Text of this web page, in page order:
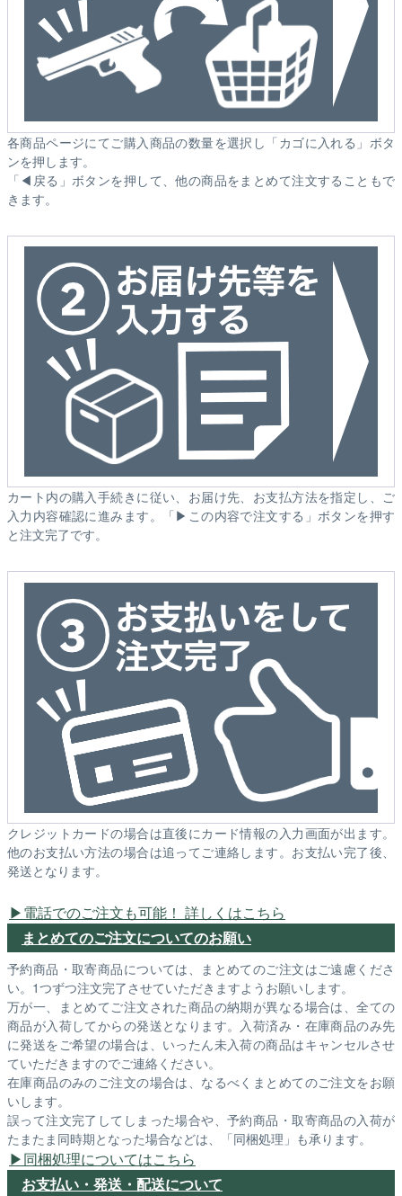
各商品ページにてご購入商品の数量を選択し「カゴに入れる」ボタ
ンを押します。
「◀戻る」ボタンを押して、他の商品をまとめて注文することもで
きます。
カート内の購入手続きに従い、お届け先、お支払方法を指定し、ご
入力内容確認に進みます。「▶この内容で注文する」ボタンを押す
と注文完了です。
クレジットカードの場合は直後にカード情報の入力画面が出ます。
他のお支払い方法の場合は追ってご連絡します。お支払い完了後、
発送となります。
電話でのご注文も可能！ 詳しくはこちら
まとめてのご注文についてのお願い
予約商品・取寄商品については、まとめてのご注文はご遠慮くださ
い。1つずつ注文完了させていただきますようお願いします。
万が一、まとめてご注文された商品の納期が異なる場合は、全ての
商品が入荷してからの発送となります。入荷済み・在庫商品のみ先
に発送をご希望の場合は、いったん未入荷の商品はキャンセルさせ
ていただきますのでご連絡ください。
在庫商品のみのご注文の場合は、なるべくまとめてのご注文をお願
いします。
誤って注文完了してしまった場合や、予約商品・取寄商品の入荷が
たまたま同時期となった場合などは、「同梱処理」も承ります。
同梱処理についてはこちら
お支払い・発送・配送について